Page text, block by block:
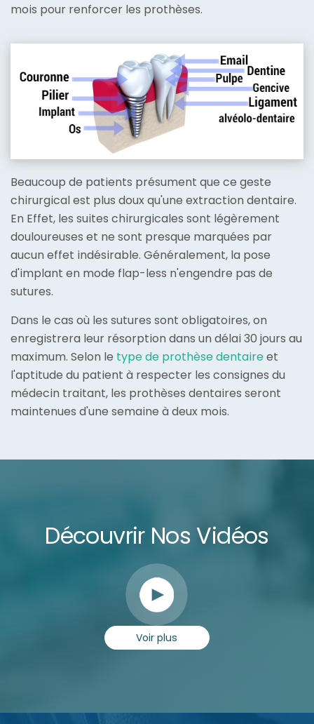
mois pour renforcer les prothèses.
Beaucoup de patients présument que ce geste
chirurgical est plus doux qu'une extraction dentaire.
En Effet, les suites chirurgicales sont légèrement
douloureuses et ne sont presque marquées par
aucun effet indésirable. Généralement, la pose
d'implant en mode flap-less n'engendre pas de
sutures.
Dans le cas où les sutures sont obligatoires, on
enregistrera leur résorption dans un délai 30 jours au
maximum. Selon le type de prothèse dentaireet
l'aptitude du patient à respecter les consignes du
médecin traitant, les prothèses dentaires seront
maintenues d'une semaine à deux mois.
Découvrir Nos Vidéos
Voir plus